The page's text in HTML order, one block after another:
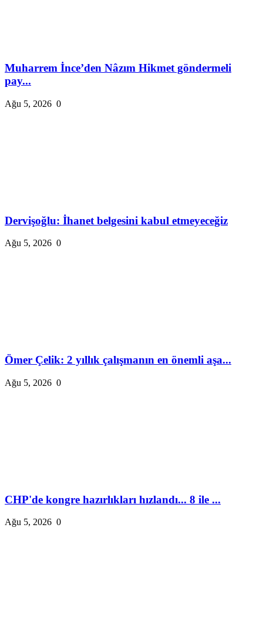
Muharrem İnce’den Nâzım Hikmet göndermeli
pay...
Ağu 5, 2026 0
Dervişoğlu: İhanet belgesini kabul etmeyeceğiz
Ağu 5, 2026 0
Ömer Çelik: 2 yıllık çalışmanın en önemli aşa...
Ağu 5, 2026 0
CHP'de kongre hazırlıkları hızlandı... 8 ile ...
Ağu 5, 2026 0